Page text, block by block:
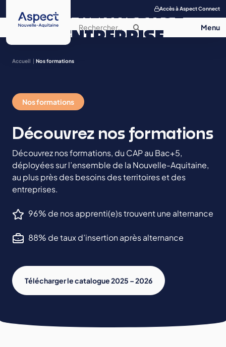
Accès à Aspect Connect
APPRENTISSAGE
ENTREPRISE
SALON DE
CONTACT
Accueil Nos formations
Nos formations
Découvrez nos formations
Découvrez nos formations, du CAP au Bac+5,
déployées sur l’ensemble de la Nouvelle-Aquitaine,
au plus près des besoins des territoires et des
entreprises.
96% de nos apprenti(e)s trouvent une alternance
88% de taux d’insertion après alternance
Télécharger le catalogue 2025 – 2026